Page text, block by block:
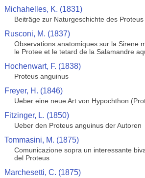
Michahelles, K. (1831)
Beiträge zur Naturgeschichte des
Rusconi, M. (1837)
Observations anatomiques sur la Sirene
le Protee et le tetard de la Salamandre
Hochenwart, F. (1838)
Proteus anguinus
Freyer, H. (1846)
Ueber eine neue Art von Hypochthon
Fitzinger, L. (1850)
Ueber den Proteus anguinus der Autoren
Tommasini, M. (1875)
Comunicazione sopra un interessante
del Proteus
Marchesetti, C. (1875)